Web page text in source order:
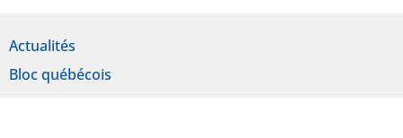
Actualités
Bloc québécois